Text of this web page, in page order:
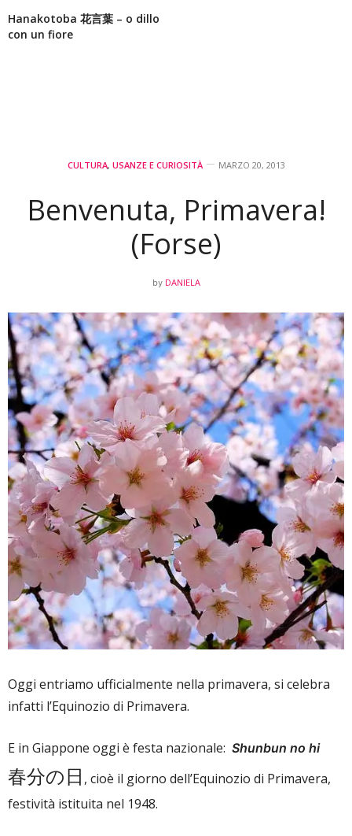
Hanakotoba 花言葉 – o dillo
con un fiore
CULTURA, USANZE E CURIOSITÀ MARZO 20, 2013
Benvenuta, Primavera!
(Forse)
by DANIELA
Oggi entriamo ufficialmente nella primavera, si celebra
infatti l’Equinozio di Primavera.
E in Giappone oggi è festa nazionale: Shunbun no hi
春分の日 , cioè il giorno dell’Equinozio di Primavera,
festività istituita nel 1948.